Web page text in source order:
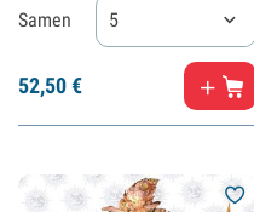
Samen 5
52,50€